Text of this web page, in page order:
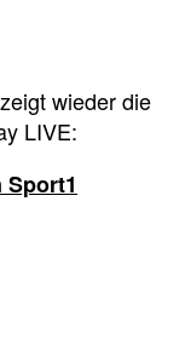
wieder die
LIVE: